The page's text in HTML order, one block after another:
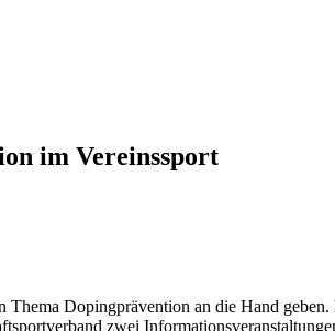
im Vereinssport
Thema Doping­prä­ven­tion an die Hand
zwei